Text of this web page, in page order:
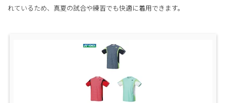
れているため、真夏の試合や練習でも快適に着用できます。